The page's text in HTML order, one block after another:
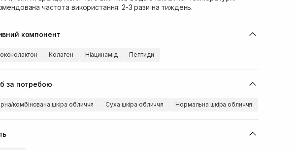
частота використання: 2-3 рази на тиждень.
компонент
Колаген Ніацинамід Пептиди
за потребою
комбінована шкіра обличчя Суха шкіра обличчя Нормальна шкіра обличчя